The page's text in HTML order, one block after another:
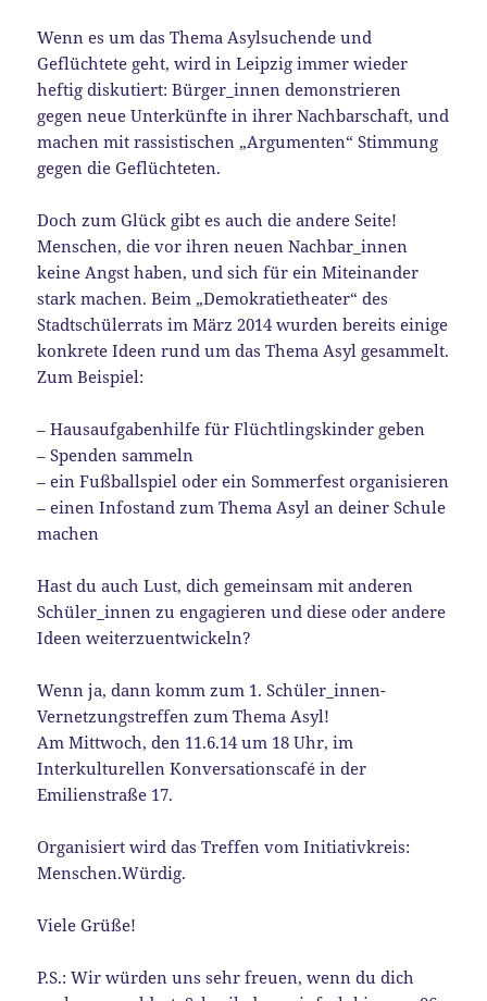
Wenn es um das Thema Asylsuchende und
Geflüchtete geht, wird in Leipzig immer wieder
heftig diskutiert: Bürger_innen demonstrieren
gegen neue Unterkünfte in ihrer Nachbarschaft, und
machen mit rassistischen „Argumenten“ Stimmung
gegen die Geflüchteten.
Doch zum Glück gibt es auch die andere Seite!
Menschen, die vor ihren neuen Nachbar_innen
keine Angst haben, und sich für ein Miteinander
stark machen. Beim „Demokratietheater“ des
Stadtschülerrats im März 2014 wurden bereits einige
konkrete Ideen rund um das Thema Asyl gesammelt.
Zum Beispiel:
– Hausaufgabenhilfe für Flüchtlingskinder geben
– Spenden sammeln
– ein Fußballspiel oder ein Sommerfest organisieren
– einen Infostand zum Thema Asyl an deiner Schule
machen
Hast du auch Lust, dich gemeinsam mit anderen
Schüler_innen zu engagieren und diese oder andere
Ideen weiterzuentwickeln?
Wenn ja, dann komm zum 1. Schüler_innen-
Vernetzungstreffen zum Thema Asyl!
Am Mittwoch, den 11.6.14 um 18 Uhr, im
Interkulturellen Konversationscafé in der
Emilienstraße 17.
Organisiert wird das Treffen vom Initiativkreis:
Menschen.Würdig.
Viele Grüße!
P.S.: Wir würden uns sehr freuen, wenn du dich